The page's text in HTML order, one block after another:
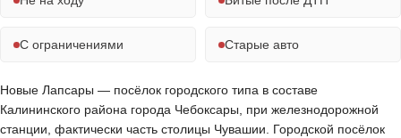
С ограничениями Старые авто
Новые Лапсары — посёлок городского типа в составе
Калининского района города Чебоксары, при железнодорожной
станции, фактически часть столицы Чувашии. Городской посёлок